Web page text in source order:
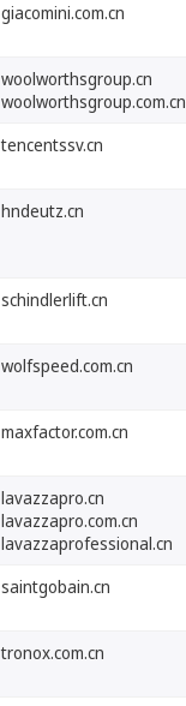
giacomini.com.cn
woolworthsgroup.cn
woolworthsgroup.com.cn
tencentssv.cn
hndeutz.cn
schindlerlift.cn
wolfspeed.com.cn
maxfactor.com.cn
lavazzapro.cn
lavazzapro.com.cn
lavazzaprofessional.cn
saintgobain.cn
tronox.com.cn